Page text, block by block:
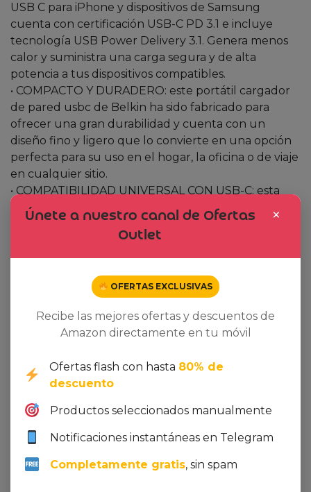
USB C para iPhone y dispositivos de Samsung
cuenta con certificación USB-C PD 3.1 e incluye
tecnología USB Power Delivery 3.1. Genera menos
calor y suministra una carga segura y de alta
potencia a tus dispositivos compatibles.
• COMPACTO Y DURADERO: este portátil cargador
de pared usbc de Belkin ha sido fabricado para
ofrecer una gran durabilidad y cuenta con un
diseño fino y ligero que lo convierte en una opción
perfecta para su uso en el hogar, la oficina o de viaje
en cualquier sitio.
• COMPATIBILIDAD UNIVERSAL CON USB-C: esta
versátil solución de carga funciona óptimamente
con distintos modelos de iPhone, Samsung Galaxy
S25 y anteriores, iPad Pro, tabletas y otros
dispositivos habilitados con USB-C, garantizando una
carga veloz y fiable.
• CABLE USB-C A USB-C INCLUIDO: si lo utilizas con
Related products
Dto. -42%
×
Únete a nuestro canal de Ofertas
Outlet
OFERTAS EXCLUSIVAS
Recibe las mejores ofertas y descuentos de
Amazon directamente en tu móvil
Ofertas flash con hasta 80% de
descuento
Productos seleccionados manualmente
Notificaciones instantáneas en Telegram
Completamente gratis, sin spam